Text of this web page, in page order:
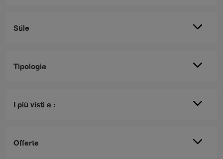
Stile
Tipologia
I più visti a :
Offerte